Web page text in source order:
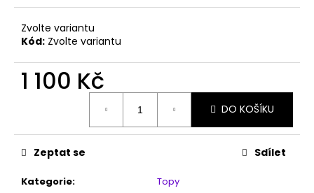
Zvolte variantu
Kód: Zvolte variantu
1 100 Kč
DO KOŠÍKU
Kategorie: Topy
Zeptat se Sdílet
p
o
r
u
e
m